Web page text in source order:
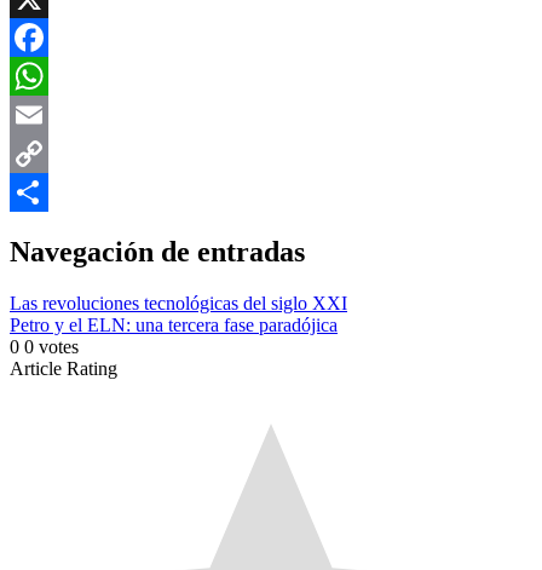
X
Facebook
WhatsApp
Email
Copy
Navegación de entradas
Las revoluciones tecnológicas del siglo XXI
Petro y el ELN: una tercera fase paradójica
0 0 votes
Article Rating